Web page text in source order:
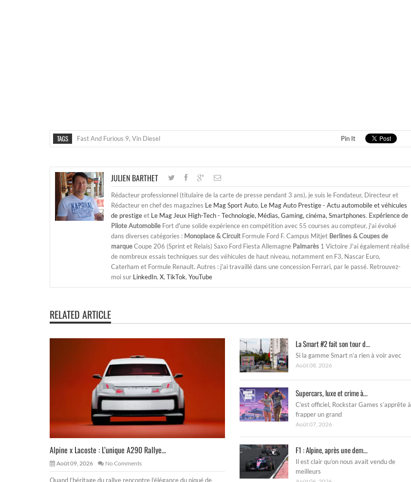
TAGS Fast And Furious 9, Vin Diesel Pin It
JULIEN BARTHET
Rédacteur professionnel (titulaire de la carte de presse pendant 3 ans), je suis le Fondateur, Directeur et
Rédacteur en chef des magazines Le Mag Sport Auto, Le Mag Auto Prestige - Actu automobile et véhicules
de prestigeet Le Mag Jeux High-Tech - Technologie, Médias, Gaming, cinéma, Smartphones. Expérience de
Pilote Automobile Fort d'une solide expérience en compétition avec 55 courses au compteur, j'ai évolué
dans diverses catégories : Monoplace & Circuit Formule Ford F. Campus Mitjet Berlines & Coupes de
marqueCoupe 206 (Sprint et Relais) Saxo Ford Fiesta Allemagne Palmarès 1 Victoire J'ai également réalisé
de nombreux essais techniques sur des véhicules de haut niveau, notamment en F3, Nascar Euro,
Caterham et Formule Renault. Autres : j'ai travaillé dans une concession Ferrari, par le passé. Retrouvez-
moi sur LinkedIn, X, TikTok, YouTube
RELATED ARTICLE
Alpine x Lacoste : L’unique A290 Rallye...
Août 09, 2026 No Comments
Quand l’héritage du rallye rencontre l’élégance du piqué de
La Smart #2 fait son tour d...
Si la gamme Smart n’a rien à voir avec
Août 08, 2026
Supercars, luxe et crime à...
C’est officiel, Rockstar Games s’apprête à
frapper un grand
Août 07, 2026
F1 : Alpine, après une dem...
Il est clair qu’on nous avait vendu de
meilleurs